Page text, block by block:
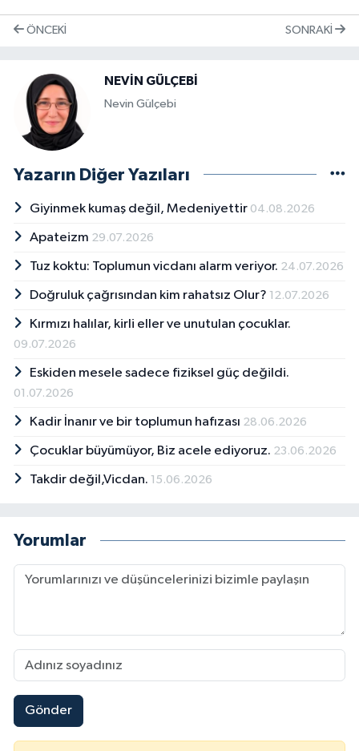
ÖNCEKI SONRAKI
NEVİN GÜLÇEBİ
Nevin Gülçebi
Yazarın Diğer Yazıları
Giyinmek kumaş değil, Medeniyettir 04.08.2026
Apateizm 29.07.2026
Tuz koktu: Toplumun vicdanı alarm veriyor. 24.07.2026
Doğruluk çağrısından kim rahatsız Olur? 12.07.2026
Kırmızı halılar, kirli eller ve unutulan çocuklar.
09.07.2026
Eskiden mesele sadece fiziksel güç değildi.
01.07.2026
Kadir İnanır ve bir toplumun hafızası 28.06.2026
Çocuklar büyümüyor, Biz acele ediyoruz. 23.06.2026
Takdir değil,Vicdan. 15.06.2026
Yorumlar
Gönder